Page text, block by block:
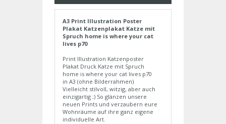
A3 Print Illustration Poster
Plakat Katzenplakat Katze mit
Spruch home is where your cat
lives p70
Print Illustration Katzenposter
Plakat Druck Katze mit Spruch
home is where your cat lives p70
in A3 (ohne Bilderrahmen)
Vielleicht stilvoll, witzig, aber auch
einzigartig ;) So glänzen unsere
neuen Prints und verzaubern eure
Wohnräume auf ihre ganz eigene
individuelle Art.